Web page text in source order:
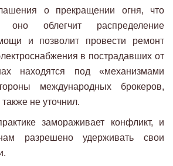
о прекращении огня, что
оно облегчит распределение
и позволит провести ремонт
в пострадавших от
находятся под «механизмами
международных брокеров,
не уточнил.
замораживает конфликт, и
разрешено удерживать свои